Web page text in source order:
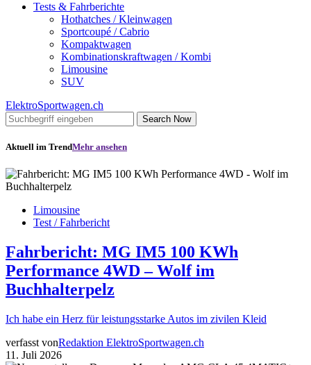
Tests & Fahrberichte
Hothatches / Kleinwagen
Sportcoupé / Cabrio
Kompaktwagen
Kombinationskraftwagen / Kombi
Limousine
SUV
ElektroSportwagen.ch
Search Now
Aktuell im TrendMehr ansehen
Limousine
Test / Fahrbericht
Fahrbericht: MG IM5 100 KWh
Performance 4WD – Wolf im
Buchhalterpelz
Ich habe ein Herz für leistungsstarke Autos im zivilen Kleid
verfasst vonRedaktion ElektroSportwagen.ch
11. Juli 2026